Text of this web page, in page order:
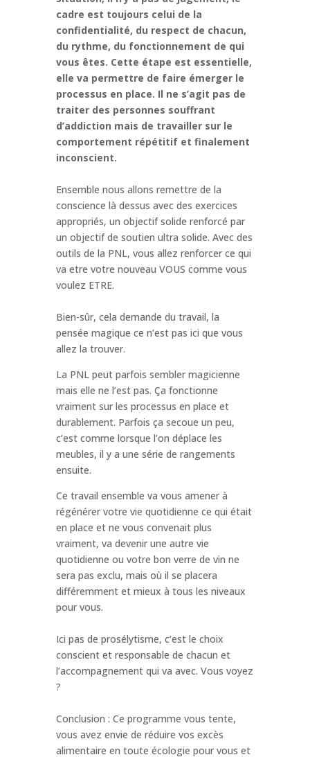
cadre est toujours celui de la
confidentialité, du respect de chacun,
du rythme, du fonctionnement de qui
vous êtes. Cette étape est essentielle,
elle va permettre de faire émerger le
processus en place. Il ne s’agit pas de
traiter des personnes souffrant
d’addiction mais de travailler sur le
comportement répétitif et finalement
inconscient.
Ensemble nous allons remettre de la
conscience là dessus avec des exercices
appropriés, un objectif solide renforcé par
un objectif de soutien ultra solide. Avec des
outils de la PNL, vous allez renforcer ce qui
va etre votre nouveau VOUS comme vous
voulez ETRE.
Bien-sûr, cela demande du travail, la
pensée magique ce n’est pas ici que vous
allez la trouver.
La PNL peut parfois sembler magicienne
mais elle ne l’est pas. Ça fonctionne
vraiment sur les processus en place et
durablement. Parfois ça secoue un peu,
c’est comme lorsque l’on déplace les
meubles, il y a une série de rangements
ensuite.
Ce travail ensemble va vous amener à
régénérer votre vie quotidienne ce qui était
en place et ne vous convenait plus
vraiment, va devenir une autre vie
quotidienne ou votre bon verre de vin ne
sera pas exclu, mais où il se placera
différemment et mieux à tous les niveaux
pour vous.
Ici pas de prosélytisme, c’est le choix
conscient et responsable de chacun et
l’accompagnement qui va avec. Vous voyez
?
Conclusion : Ce programme vous tente,
vous avez envie de réduire vos excès
alimentaire en toute écologie pour vous et